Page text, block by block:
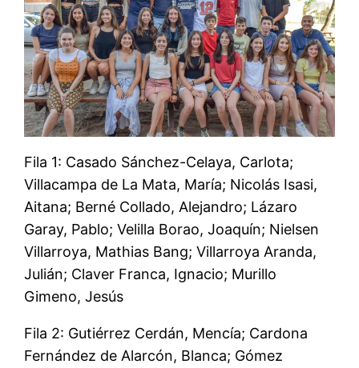
Fila 1: Casado Sánchez-Celaya, Carlota;
Villacampa de La Mata, María; Nicolás Isasi,
Aitana; Berné Collado, Alejandro; Lázaro
Garay, Pablo; Velilla Borao, Joaquín; Nielsen
Villarroya, Mathias Bang; Villarroya Aranda,
Julián; Claver Franca, Ignacio; Murillo
Gimeno, Jesús
Fila 2: Gutiérrez Cerdán, Mencía; Cardona
Fernández de Alarcón, Blanca; Gómez